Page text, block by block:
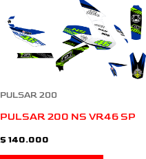
PULSAR 200
PULSAR 200 NS VR46 SP
$ 140.000